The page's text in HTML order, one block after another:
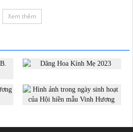
Xem thêm